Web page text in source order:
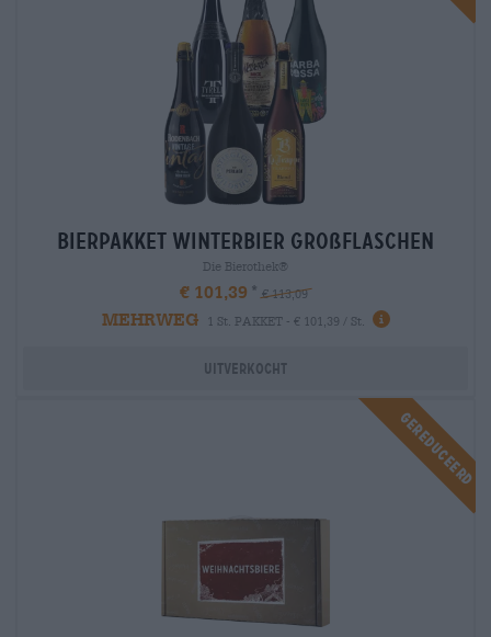
Bierpakket Winterbier großflaschen
Die Bierothek®
€ 101,39 € 113,09
MEHRWEG 1 St. PAKKET - € 101,39 / St.
Uitverkocht
Gereduceerd